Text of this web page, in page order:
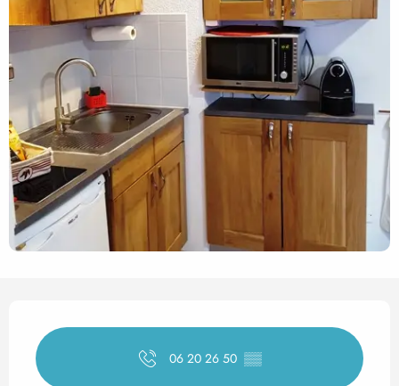
Horarios y datos de
06 20 26 50 ▒▒